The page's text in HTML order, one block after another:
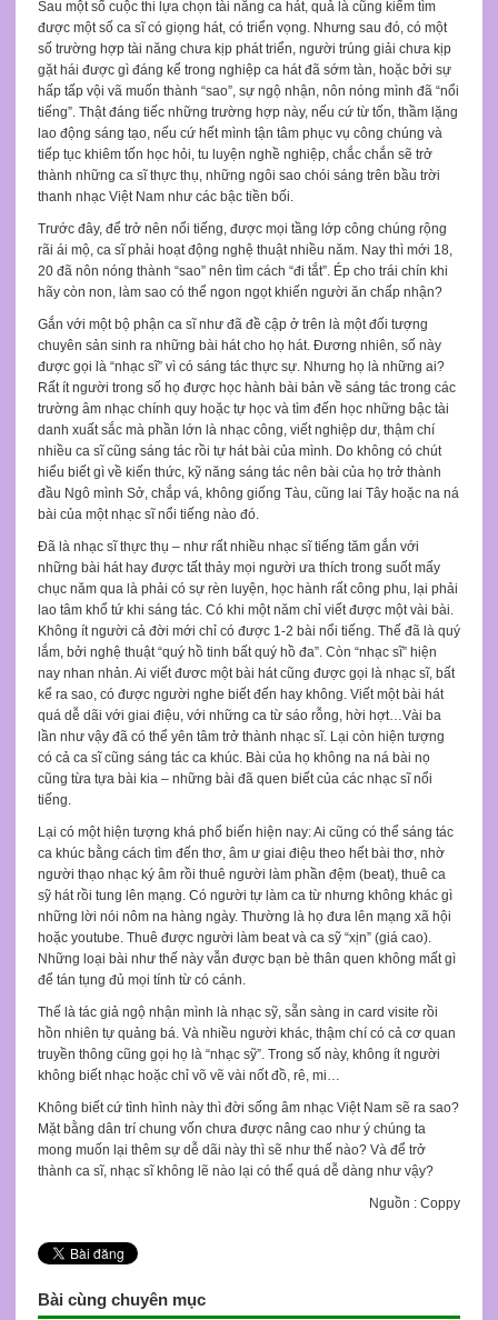
Sau một số cuộc thi lựa chọn tài năng ca hát, quả là cũng kiếm tìm
được một số ca sĩ có giọng hát, có triển vọng. Nhưng sau đó, có một
số trường hợp tài năng chưa kịp phát triển, người trúng giải chưa kịp
gặt hái được gì đáng kể trong nghiệp ca hát đã sớm tàn, hoặc bởi sự
hấp tấp vội vã muốn thành “sao”, sự ngộ nhận, nôn nóng mình đã “nổi
tiếng”. Thật đáng tiếc những trường hợp này, nếu cứ từ tốn, thầm lặng
lao động sáng tạo, nếu cứ hết mình tận tâm phục vụ công chúng và
tiếp tục khiêm tốn học hỏi, tu luyện nghề nghiệp, chắc chắn sẽ trở
thành những ca sĩ thực thụ, những ngôi sao chói sáng trên bầu trời
thanh nhạc Việt Nam như các bậc tiền bối.
Trước đây, để trở nên nổi tiếng, được mọi tầng lớp công chúng rộng
rãi ái mộ, ca sĩ phải hoạt động nghệ thuật nhiều năm. Nay thì mới 18,
20 đã nôn nóng thành “sao” nên tìm cách “đi tắt”. Ép cho trái chín khi
hãy còn non, làm sao có thể ngon ngọt khiến người ăn chấp nhận?
Gắn với một bộ phận ca sĩ như đã đề cập ở trên là một đối tượng
chuyên sản sinh ra những bài hát cho họ hát. Đương nhiên, số này
được gọi là “nhạc sĩ” vì có sáng tác thực sự. Nhưng họ là những ai?
Rất ít người trong số họ được học hành bài bản về sáng tác trong các
trường âm nhạc chính quy hoặc tự học và tìm đến học những bậc tài
danh xuất sắc mà phần lớn là nhạc công, viết nghiệp dư, thậm chí
nhiều ca sĩ cũng sáng tác rồi tự hát bài của mình. Do không có chút
hiểu biết gì về kiến thức, kỹ năng sáng tác nên bài của họ trở thành
đầu Ngô mình Sở, chắp vá, không giống Tàu, cũng lai Tây hoặc na ná
bài của một nhạc sĩ nổi tiếng nào đó.
Đã là nhạc sĩ thực thụ – như rất nhiều nhạc sĩ tiếng tăm gắn với
những bài hát hay được tất thảy mọi người ưa thích trong suốt mấy
chục năm qua là phải có sự rèn luyện, học hành rất công phu, lại phải
lao tâm khổ tứ khi sáng tác. Có khi một năm chỉ viết được một vài bài.
Không ít người cả đời mới chỉ có được 1-2 bài nổi tiếng. Thế đã là quý
lắm, bởi nghệ thuật “quý hồ tinh bất quý hồ đa”. Còn “nhạc sĩ” hiện
nay nhan nhản. Ai viết đươc một bài hát cũng được gọi là nhạc sĩ, bất
kể ra sao, có được người nghe biết đến hay không. Viết một bài hát
quá dễ dãi với giai điệu, với những ca từ sáo rỗng, hời hợt…Vài ba
lần như vậy đã có thể yên tâm trở thành nhạc sĩ. Lại còn hiện tượng
có cả ca sĩ cũng sáng tác ca khúc. Bài của họ không na ná bài nọ
cũng từa tựa bài kia – những bài đã quen biết của các nhạc sĩ nổi
tiếng.
Lại có một hiện tượng khá phổ biến hiện nay: Ai cũng có thể sáng tác
ca khúc bằng cách tìm đến thơ, âm ư giai điệu theo hết bài thơ, nhờ
người thạo nhạc ký âm rồi thuê người làm phần đệm (beat), thuê ca
sỹ hát rồi tung lên mạng. Có người tự làm ca từ nhưng không khác gì
những lời nói nôm na hàng ngày. Thường là họ đưa lên mạng xã hội
hoặc youtube. Thuê được người làm beat và ca sỹ “xịn” (giá cao).
Những loại bài như thế này vẫn được bạn bè thân quen không mất gì
để tán tụng đủ mọi tính từ có cánh.
Thế là tác giả ngộ nhận mình là nhạc sỹ, sẵn sàng in card visite rồi
hồn nhiên tự quảng bá. Và nhiều người khác, thậm chí có cả cơ quan
truyền thông cũng gọi họ là “nhạc sỹ”. Trong số này, không ít người
không biết nhạc hoặc chỉ võ vẽ vài nốt đồ, rê, mi…
Không biết cứ tình hình này thì đời sống âm nhạc Việt Nam sẽ ra sao?
Mặt bằng dân trí chung vốn chưa được nâng cao như ý chúng ta
mong muốn lại thêm sự dễ dãi này thì sẽ như thế nào? Và để trở
thành ca sĩ, nhạc sĩ không lẽ nào lại có thể quá dễ dàng như vậy?
Nguồn : Coppy
Bài cùng chuyên mục